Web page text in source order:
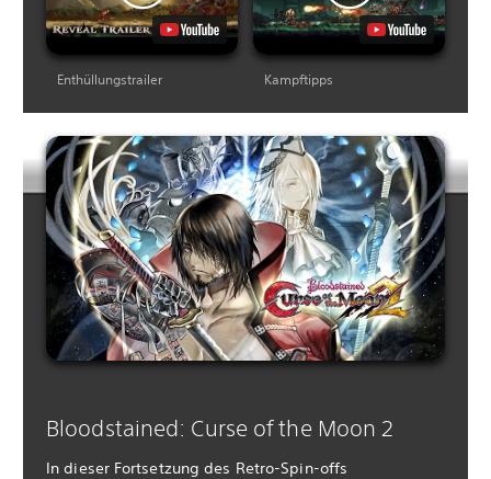
Enthüllungstrailer Kampftipps
Bloodstained: Curse of the Moon 2
In dieser Fortsetzung des Retro-Spin-offs